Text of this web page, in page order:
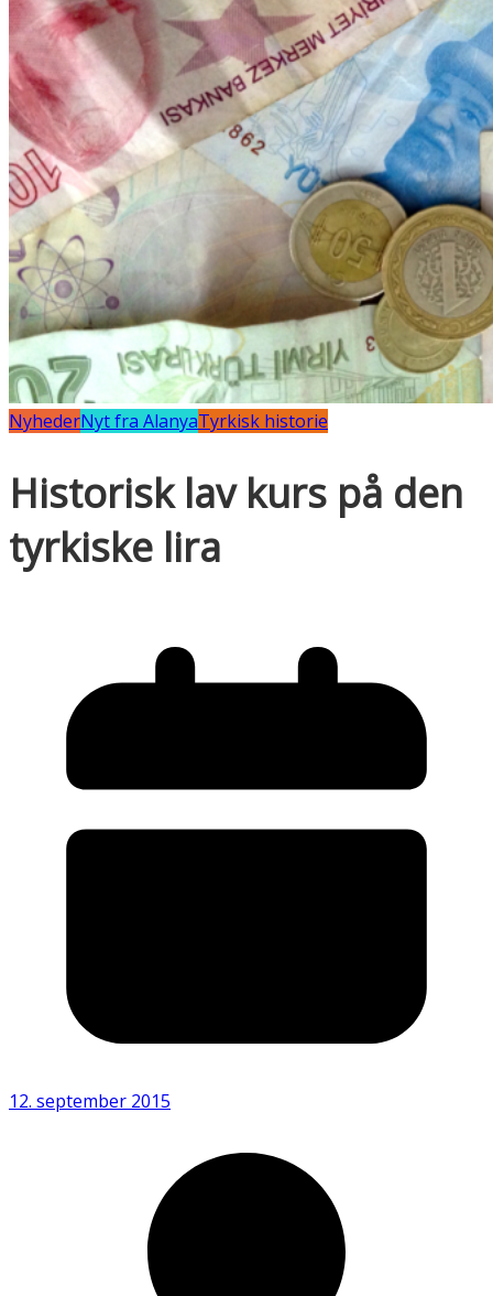
NyhederNyt fra AlanyaTyrkisk historie
Historisk lav kurs på den
tyrkiske lira
12. september 2015